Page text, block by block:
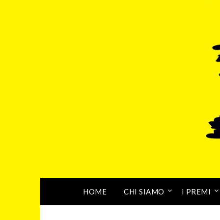
HOME CHI SIAMO I PREMI